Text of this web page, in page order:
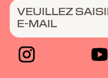
VEUILLEZ
E-MAIL